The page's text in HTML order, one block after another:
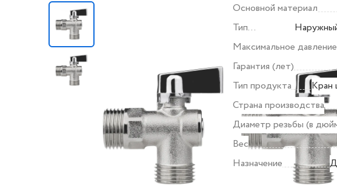
Основной материал
Тип
подключения наружный
Максимальное давление
(бар)
Гарантия (лет)
Тип продукта
Кран
Страна производства
Диаметр резьбы (в
Вес
Назначение
Все характеристики